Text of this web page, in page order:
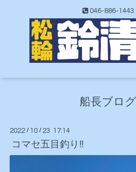
046-886-1443
船長ブログ
2022 / 10 / 23 17:14
コマセ五目釣り‼️